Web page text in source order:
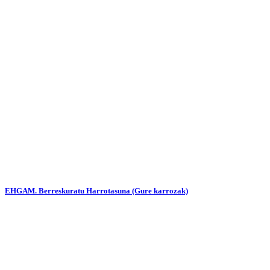
EHGAM. Berreskuratu Harrotasuna (Gure karrozak)